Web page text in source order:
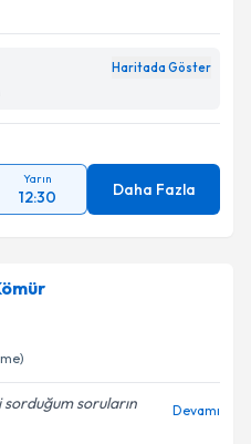
Haritada Göster
Yarın
12:30 Daha Fazla
sorduğum soruların
Devamı